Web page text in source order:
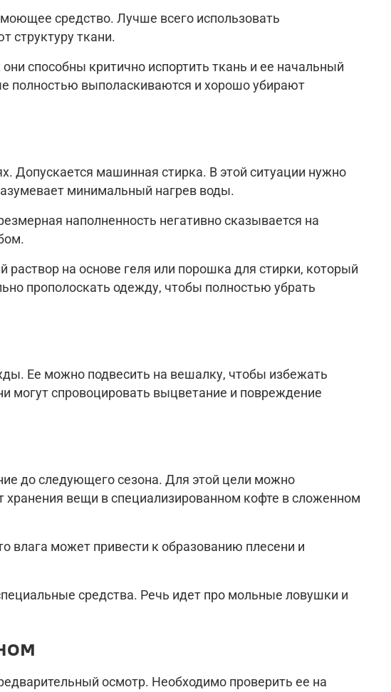
средство. Лучше всего использовать
структуру ткани.
способны критично испортить ткань и ее начальный
полностью выполаскиваются и хорошо убирают
машинная стирка. В этой ситуации нужно
минимальный нагрев воды.
наполненность негативно сказывается на
на основе геля или порошка для стирки, который
прополоскать одежду, чтобы полностью убрать
Ее можно подвесить на вешалку, чтобы избежать
могут спровоцировать выцветание и повреждение
до следующего сезона. Для этой цели можно
вещи в специализированном кофте в сложенном
влага может привести к образованию плесени и
средства. Речь идет про мольные ловушки и
осмотр. Необходимо проверить ее на